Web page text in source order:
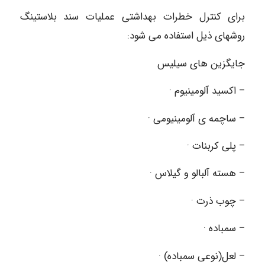
برای کنترل خطرات بهداشتی عملیات سند بلاستینگ
روشهای ذیل استفاده می شود:
جایگزین های سیلیس
– اکسید آلومینیوم ·
– ساچمه ی آلومینیومی ·
– پلی کربنات ·
– هسته آلبالو و گیلاس ·
– چوب ذرت ·
– سمباده ·
– لعل(نوعی سمباده) ·